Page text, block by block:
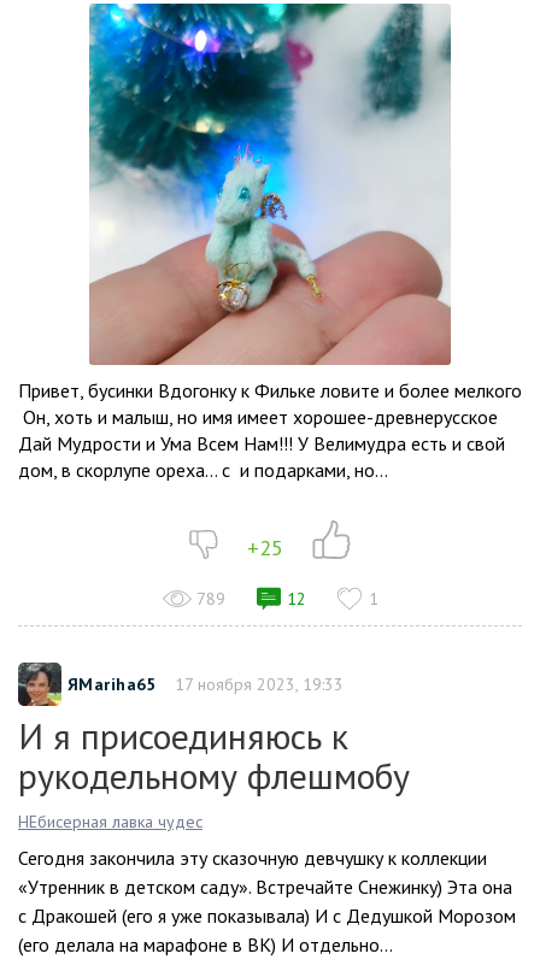
Привет, бусинки Вдогонку к Фильке ловите и более мелкого
Он, хоть и малыш, но имя имеет хорошее-древнерусское
Дай Мудрости и Ума Всем Нам!!! У Велимудра есть и свой
дом, в скорлупе ореха… с и подарками, но...
+25
789 12 1
ЯMariha65 17 ноября 2023, 19:33
И я присоединяюсь к
рукодельному флешмобу
НЕбисерная лавка чудес
Сегодня закончила эту сказочную девчушку к коллекции
«Утренник в детском саду». Встречайте Снежинку) Эта она
с Дракошей (его я уже показывала) И с Дедушкой Морозом
(его делала на марафоне в ВК) И отдельно...